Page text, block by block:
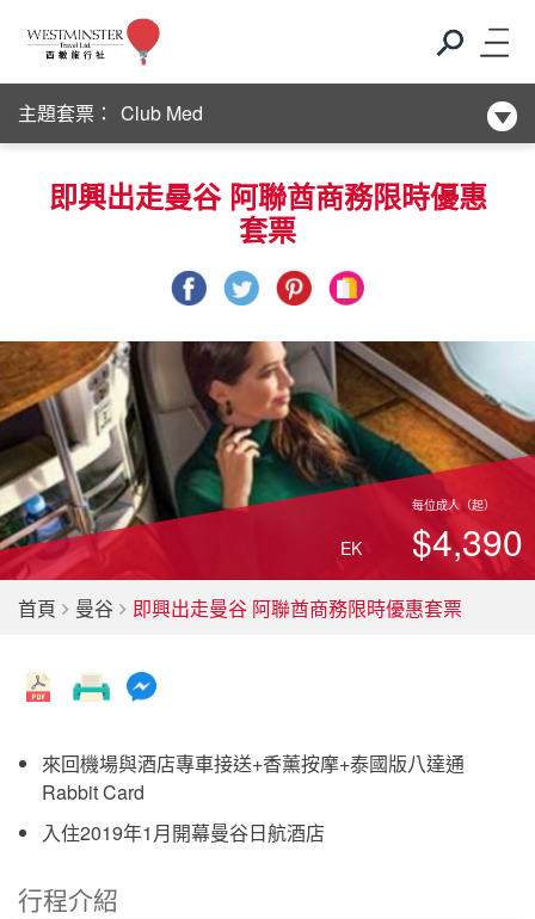
主題套票：
新酒店系列
Club Med
新酒店系列
即興出走曼谷 阿聯酋商務限時優惠
套票
EK
每位成人（起）
$4,390
首頁 曼谷 即興出走曼谷 阿聯酋商務限時優惠套票
來回機場與酒店專車接送+香薰按摩+泰國版八達通
Rabbit Card
入住2019年1月開幕曼谷日航酒店
行程介紹